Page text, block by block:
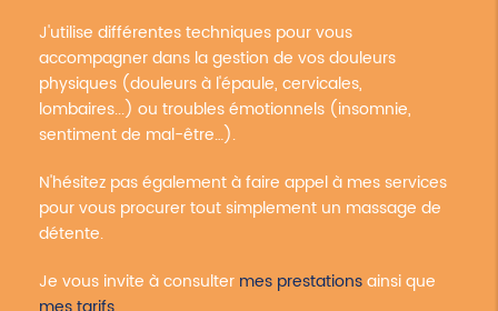
J'utilise différentes techniques pour vous
accompagner dans la gestion de vos douleurs
physiques (douleurs à l'épaule, cervicales,
lombaires...) ou troubles émotionnels (insomnie,
sentiment de mal-être…).
N'hésitez pas également à faire appel à mes services
pour vous procurer tout simplement un massage de
détente.
Je vous invite à consulter mes prestationsainsi que